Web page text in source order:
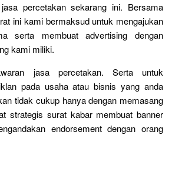
percetakan sekarang ini. Bersama
ini kami bermaksud untuk mengajukan
serta membuat advertising dengan
kami miliki.
jasa percetakan. Serta untuk
pada usaha atau bisnis yang anda
tidak cukup hanya dengan memasang
strategis surat kabar membuat banner
endorsement dengan orang